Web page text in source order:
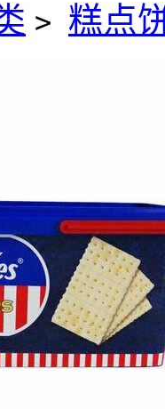
> 糕点